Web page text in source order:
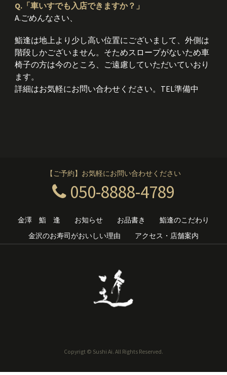
Q.「車いすでも入店できますか？」
A.ごめんなさい、
鮨逢は地上より少し高い位置にございまして、外側は
階段しかございません。そためスロープがないため車
椅子の方は今のところ、ご遠慮していただいていおり
ます。
詳細はお気軽にお問い合わせください。TEL準備中
【ご予約】お気軽にお問い合わせください
050-8888-4789
金澤 鮨 逢 お知らせ お品書き
鮨逢のこだわり
金沢のお寿司がおいしい理由
アクセス・店舗案内
Copyrigt © Sushi Ai. All Rights Reserved.